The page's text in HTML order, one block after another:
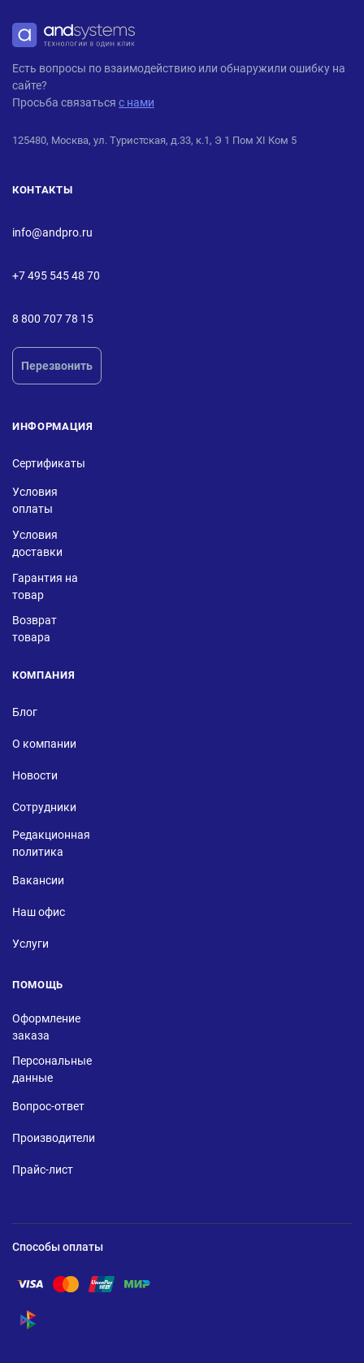
ANDPRO
Есть вопросы по взаимодействию или обнаружили ошибку на
сайте?
Просьба связаться с нами
125480, Москва, ул. Туристская, д.33, к.1, Э 1 Пом XI Ком 5
КОНТАКТЫ
info@andpro.ru
+7 495 545 48 70
8 800 707 78 15
Перезвонить
ИНФОРМАЦИЯ
Сертификаты
Условия
оплаты
Условия
доставки
Гарантия на
товар
Возврат
товара
КОМПАНИЯ
Блог
О компании
Новости
Сотрудники
Редакционная
политика
Вакансии
Наш офис
Услуги
ПОМОЩЬ
Оформление
заказа
Персональные
данные
Вопрос-ответ
Производители
Прайс-лист
Способы оплаты
Помощь по оплате Visa
Помощь по оплате Mastercard
Помощь по оплате UnionPay
Помощь по оплате Мир
Помощь по оплате СБП